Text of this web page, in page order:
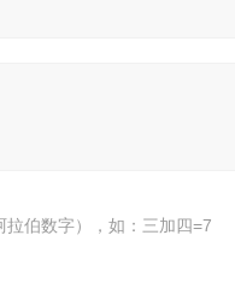
伯数字），如：三加四=7